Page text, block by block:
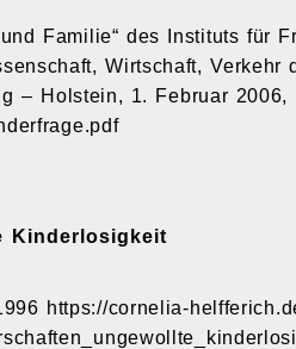
Familie“ des Instituts für
Wirtschaft, Verkehr
– Holstein, 1. Februar 2006,
Kinderlosigkeit
https://cornelia-